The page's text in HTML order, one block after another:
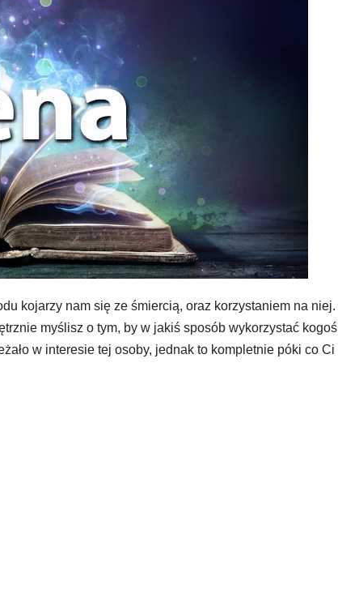
kojarzy nam się ze śmiercią, oraz korzystaniem na niej.
myślisz o tym, by w jakiś sposób wykorzystać kogoś
w interesie tej osoby, jednak to kompletnie póki co Ci